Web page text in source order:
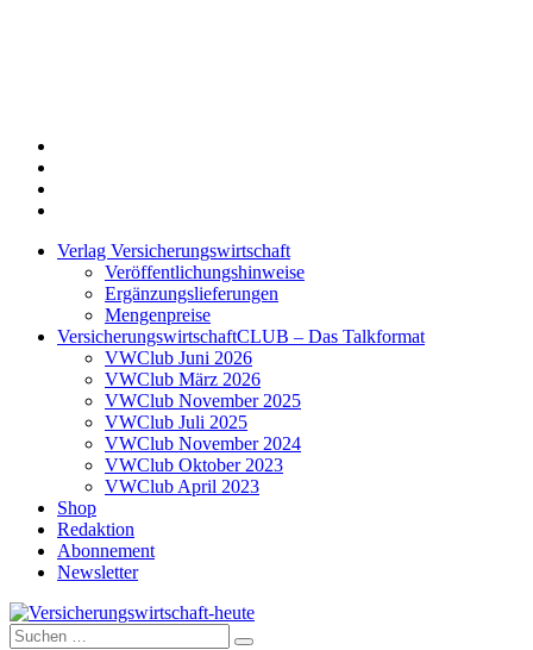
Verlag Versicherungswirtschaft
Veröffentlichungshinweise
Ergänzungslieferungen
Mengenpreise
VersicherungswirtschaftCLUB – Das Talkformat
VWClub Juni 2026
VWClub März 2026
VWClub November 2025
VWClub Juli 2025
VWClub November 2024
VWClub Oktober 2023
VWClub April 2023
Shop
Redaktion
Abonnement
Newsletter
Suche